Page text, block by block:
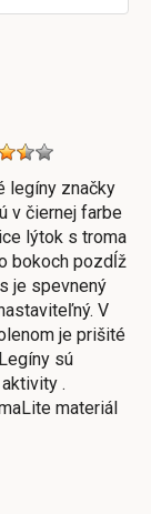
legíny značky
v čiernej farbe
lýtok s troma
bokoch pozdĺž
je spevnený
V
je prišité
sú
.
materiál